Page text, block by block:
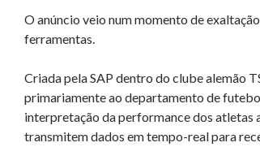
O anúncio veio num momento de
ferramentas.
Criada pela SAP dentro do clube alemão
primariamente ao departamento de
interpretação da performance dos atletas
transmitem dados em tempo-real para